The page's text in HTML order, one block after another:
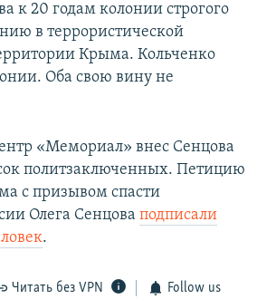
к 20 годам колонии строгого
в террористической
Крыма. Кольченко
Оба свою вину не
«Мемориал» внес Сенцова
политзаключенных. Петицию
с призывом спасти
Олега Сенцова подписали
.
Читать без VPN Follow us